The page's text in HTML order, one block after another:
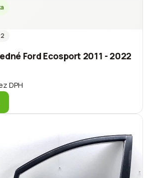
Ford Ecosport 2011 - 2022
DPH